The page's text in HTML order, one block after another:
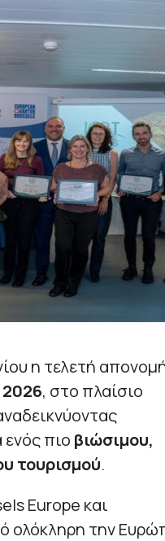
η τελετή
, στο πλαίσιο
πιο βιώσιμου,
τουρισμού.
Europe και
ολόκληρη την